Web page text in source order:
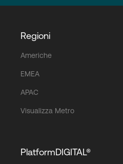
Regioni
Americhe
EMEA
APAC
Visualizza Metro
PlatformDIGITAL®